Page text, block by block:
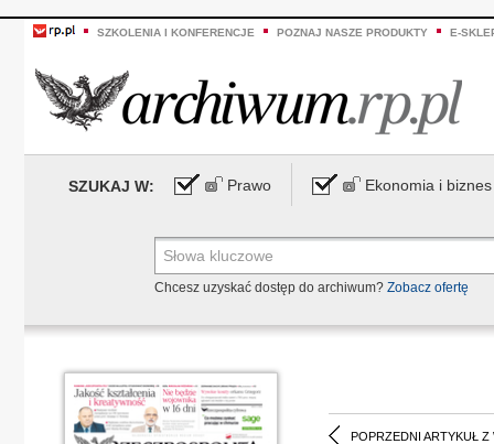
SZKOLENIA I KONFERENCJE POZNAJ NASZE PRODUKTY E-
SZUKAJ W: Prawo Ekonomia i biznes
Chcesz uzyskać dostęp do archiwum? Zobacz ofertę
POPRZEDNI ARTYKUŁ Z